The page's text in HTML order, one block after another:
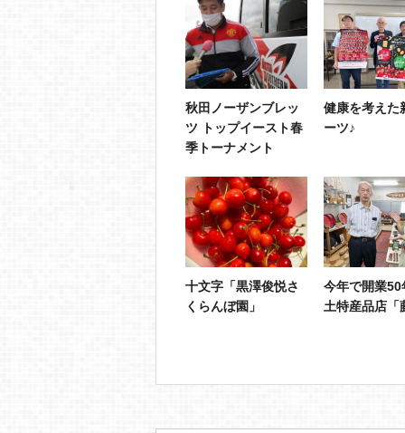
秋田ノーザンブレッ
ツ トップイースト春
季トーナメント
健康を考えた
ーツ♪
十文字「黒澤俊悦さ
くらんぼ園」
今年で開業50
土特産品店「